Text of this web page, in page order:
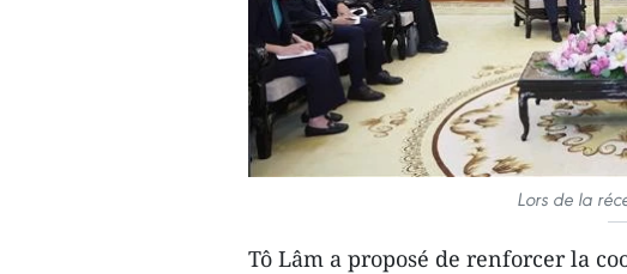
Lors de la
Tô Lâm a proposé de renforcer la